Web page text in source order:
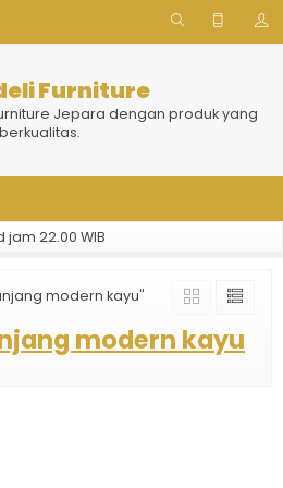
Furniture
Jepara dengan produk yang
berkualitas.
22.00 WIB
modern kayu"
modern kayu